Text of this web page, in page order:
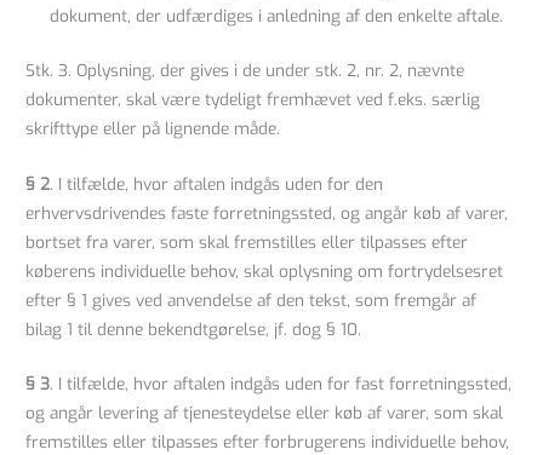
dokument, der udfærdiges i anledning af den enkelte aftale.
Stk. 3. Oplysning, der gives i de under stk. 2, nr. 2, nævnte
dokumenter, skal være tydeligt fremhævet ved f.eks. særlig
skrifttype eller på lignende måde.
§ 2. I tilfælde, hvor aftalen indgås uden for den
erhvervsdrivendes faste forretningssted, og angår køb af varer,
bortset fra varer, som skal fremstilles eller tilpasses efter
køberens individuelle behov, skal oplysning om fortrydelsesret
efter § 1 gives ved anvendelse af den tekst, som fremgår af
bilag 1 til denne bekendtgørelse, jf. dog § 10.
§ 3. I tilfælde, hvor aftalen indgås uden for fast forretningssted,
og angår levering af tjenesteydelse eller køb af varer, som skal
fremstilles eller tilpasses efter forbrugerens individuelle behov,